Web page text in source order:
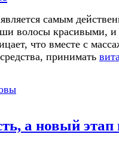
самым
волосы красивыми, и
что вместе с
принимать
а новый